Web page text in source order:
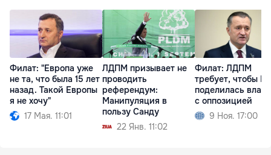
Филат: "Европа уже
не та, что была 15 лет
назад. Такой Европы
я не хочу"
17 Мая. 11:01
ЛДПМ призывает не
проводить
референдум:
Манипуляция в
пользу Санду
22 Янв. 11:02
Филат: ЛДПМ
требует, чтобы
поделилась
с оппозицией
9 Ноя. 17:00